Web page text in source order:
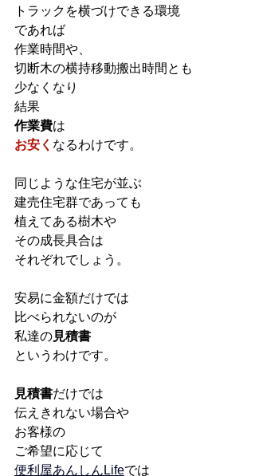
トラックを横づけできる環境
であれば
作業時間や、
切断木の横持移動搬出時間とも
少なくなり
結果
作業費は
お安く なるわけです。
同じような住宅が並ぶ
建売住宅群であっても
植えてある樹木や
その成長具合は
それぞれでしょう。
安易に金額だけでは
比べられないのが
私達の見積書
というわけです。
見積書だけでは
伝えきれない場合や
お客様の
ご希望に応じて
便利屋あんしんLifeでは